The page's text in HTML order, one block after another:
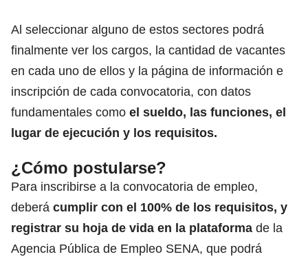
Al seleccionar alguno de estos sectores podrá
finalmente ver los cargos, la cantidad de vacantes
en cada uno de ellos y la página de información e
inscripción de cada convocatoria, con datos
fundamentales como el sueldo, las funciones, el
lugar de ejecución y los requisitos.
¿Cómo postularse?
Para inscribirse a la convocatoria de empleo,
deberá cumplir con el 100% de los requisitos, y
registrar su hoja de vida en la plataforma de la
Agencia Pública de Empleo SENA, que podrá